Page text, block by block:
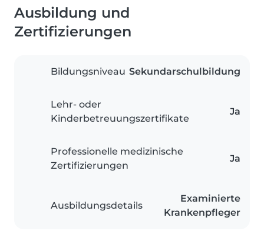
Ausbildung und
Zertifizierungen
Bildungsniveau Sekundarschulbildung
Lehr- oder
Kinderbetreuungszertifikate
Ja
Professionelle medizinische
Zertifizierungen
Ja
Ausbildungsdetails
Examinierte
Krankenpfleger